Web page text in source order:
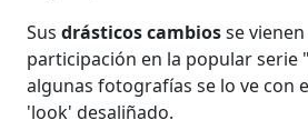
Susdrásticos cambiosse
participación en la popular serie
algunas fotografías se lo ve con
'look' desaliñado.